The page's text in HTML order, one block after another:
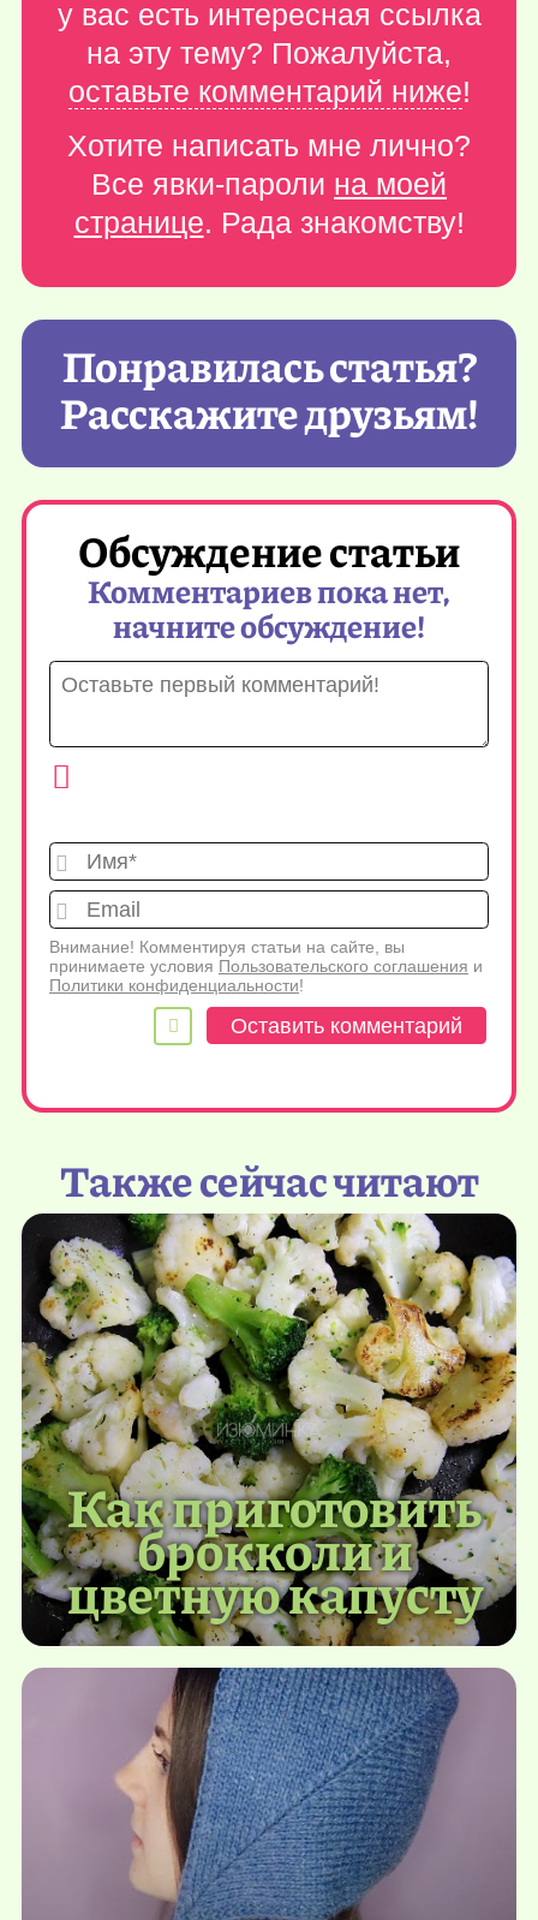
у вас есть интересная ссылка
на эту тему? Пожалуйста,
оставьте комментарий ниже!
Хотите написать мне лично?
Все явки-пароли на моей
странице. Рада знакомству!
Понравилась статья?
Расскажите друзьям!
Обсуждение статьи
Комментариев пока нет,
начните обсуждение!
Имя*
Внимание! Комментируя статьи на сайте, вы
принимаете условия Пользовательского соглашения и
Политики конфиденциальности!
Также сейчас читают
Как приготовить
брокколи и
цветную капусту